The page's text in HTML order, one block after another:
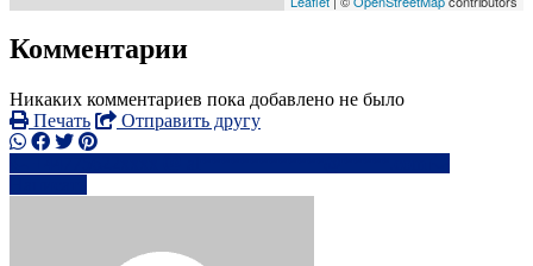
Комментарии
Никаких комментариев пока добавлено не было
Печать
Отправить другу